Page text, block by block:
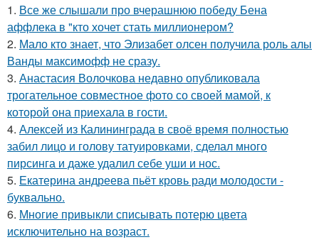
1. Все же слышали про вчерашнюю победу Бена
аффлека в "кто хочет стать миллионером?
2. Мало кто знает, что Элизабет олсен получила роль алы
Ванды максимофф не сразу.
3. Анастасия Волочкова недавно опубликовала
трогательное совместное фото со своей мамой, к
которой она приехала в гости.
4. Алексей из Калининграда в своё время полностью
забил лицо и голову татуировками, сделал много
пирсинга и даже удалил себе уши и нос.
5. Екатерина андреева пьёт кровь ради молодости -
буквально.
6. Многие привыкли списывать потерю цвета
исключительно на возраст.